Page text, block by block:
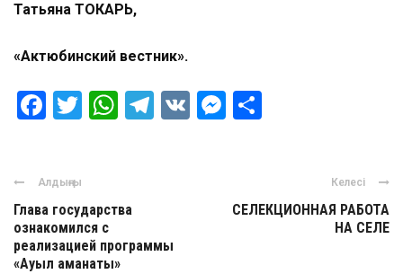
Татьяна ТОКАРЬ,
«Актюбинский вестник».
Facebook
Twitter
WhatsApp
Telegram
VK Messenger
Алдыңғы
Глава государства
ознакомился с
реализацией программы
«Ауыл аманаты»
Келесі
СЕЛЕКЦИОННАЯ РАБОТА
НА СЕЛЕ